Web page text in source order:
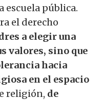
escuela pública.
el derecho
a elegir una
valores, sino que
hacia
en el espacio
religión, de